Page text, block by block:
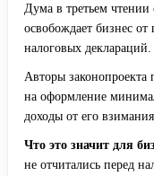
Дума в третьем чтении
освобождает бизнес
налоговых деклараций.
Авторы
на оформление
доходы от его взимания.
Что это значит для
не отчитались перед